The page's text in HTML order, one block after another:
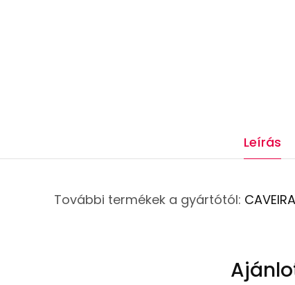
Leírás
További termékek a gyártótól: CAVEIRA